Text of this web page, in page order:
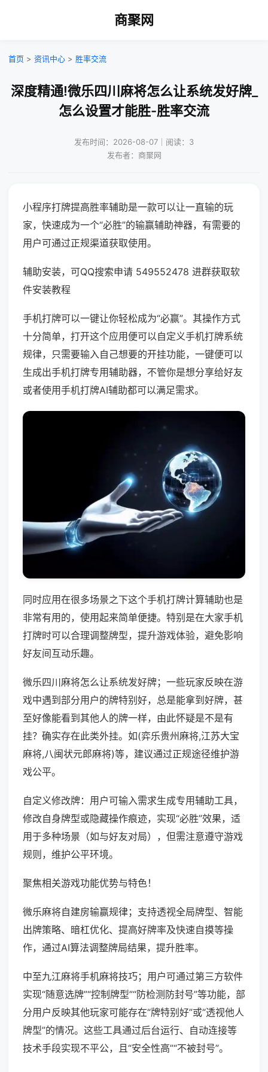
商聚网
首页 > 资讯中心 > 胜率交流
深度精通!微乐四川麻将怎么让系统发好牌_
怎么设置才能胜-胜率交流
发布时间：2026-08-07｜阅读：3
发布者：商聚网
小程序打牌提高胜率辅助是一款可以让一直输的玩
家，快速成为一个“必胜”的输赢辅助神器，有需要的
用户可通过正规渠道获取使用。
辅助安装，可QQ搜索申请 549552478 进群获取软
件安装教程
手机打牌可以一键让你轻松成为“必赢”。其操作方式
十分简单，打开这个应用便可以自定义手机打牌系统
规律，只需要输入自己想要的开挂功能，一键便可以
生成出手机打牌专用辅助器，不管你是想分享给好友
或者使用手机打牌AI辅助都可以满足需求。
同时应用在很多场景之下这个手机打牌计算辅助也是
非常有用的，使用起来简单便捷。特别是在大家手机
打牌时可以合理调整牌型，提升游戏体验，避免影响
好友间互动乐趣。
微乐四川麻将怎么让系统发好牌；一些玩家反映在游
戏中遇到部分用户的牌特别好，总是能拿到好牌，甚
至好像能看到其他人的牌一样，由此怀疑是不是有
挂？确实存在此类外挂。如(弈乐贵州麻将,江苏大宝
麻将,八闽状元郎麻将)等，建议通过正规途径维护游
戏公平。
自定义修改牌：用户可输入需求生成专用辅助工具，
修改自身牌型或隐藏操作痕迹，实现“必胜”效果，适
用于多种场景（如与好友对局），但需注意遵守游戏
规则，维护公平环境。
聚焦相关游戏功能优势与特色！
微乐麻将自建房输赢规律；支持透视全局牌型、智能
出牌策略、暗杠优化、提高好牌率及快速自摸等操
作，通过AI算法调整牌局结果，提升胜率。
中至九江麻将手机麻将技巧；用户可通过第三方软件
实现“随意选牌”“控制牌型”“防检测防封号”等功能，部
分用户反映其他玩家可能存在“牌特别好”或“透视他人
牌型”的情况。这些工具通过后台运行、自动连接等
技术手段实现不平公，且“安全性高”“不被封号”。